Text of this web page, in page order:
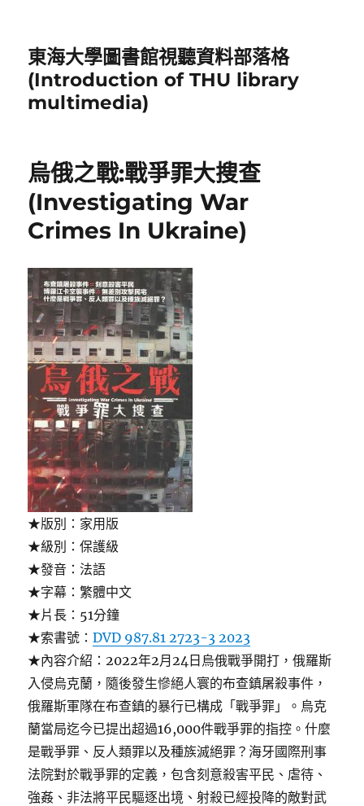
東海大學圖書館視聽資料部落格
(Introduction of THU library
multimedia)
烏俄之戰:戰爭罪大搜查
(Investigating War
Crimes In Ukraine)
★版別：家用版
★級別：保護級
★發音：法語
★字幕：繁體中文
★片長：51分鐘
★索書號：DVD 987.81 2723-3 2023
★內容介紹：2022年2月24日烏俄戰爭開打，俄羅斯
入侵烏克蘭，隨後發生慘絕人寰的布查鎮屠殺事件，
俄羅斯軍隊在布查鎮的暴行已構成「戰爭罪」。烏克
蘭當局迄今已提出超過16,000件戰爭罪的指控。什麼
是戰爭罪、反人類罪以及種族滅絕罪？海牙國際刑事
法院對於戰爭罪的定義，包含刻意殺害平民、虐待、
強姦、非法將平民驅逐出境、射殺已經投降的敵對武